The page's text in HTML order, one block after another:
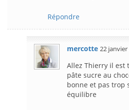
Répondre
mercotte 22 janvier
Allez Thierry il est
pâte sucre au
bonne et pas trop
équilibre